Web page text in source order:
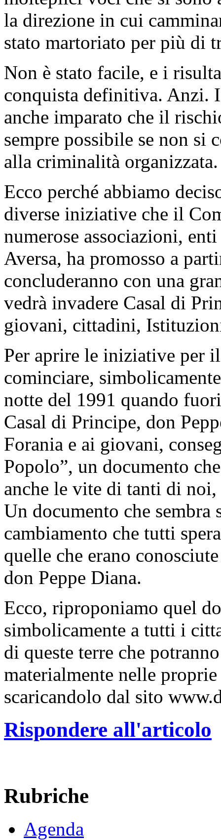
la direzione in cui
stato martoriato per più di
Non è stato facile, e i
conquista definitiva. Anzi.
anche imparato che il
sempre possibile se non si
alla criminalità organizzata.
Ecco perché abbiamo
diverse iniziative che il
numerose associazioni,
Aversa, ha promosso a
concluderanno con una
vedrà invadere Casal di
giovani, cittadini,
Per aprire le iniziative per
cominciare,
notte del 1991 quando
Casal di Principe, don
Forania e ai giovani,
Popolo”, un documento
anche le vite di tanti di
Un documento che
cambiamento che tutti
quelle che erano
don Peppe Diana.
Ecco, riproponiamo quel
simbolicamente a tutti i
di queste terre che
materialmente nelle
scaricandolo dal sito
Rispondere all'articolo
Rubriche
Agenda